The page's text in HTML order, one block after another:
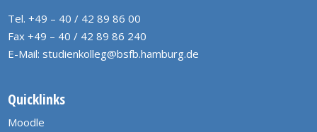
Tel. +49 – 40 / 42 89 86 00
Fax +49 – 40 / 42 89 86 240
E-Mail: studienkolleg@bsfb.hamburg.de
Quicklinks
Moodle